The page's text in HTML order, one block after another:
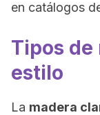
en catálogos
Tipos de
estilo
La madera